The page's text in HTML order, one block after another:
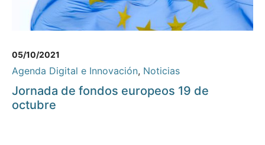
05/10/2021
Agenda Digital e Innovación, Noticias
Jornada de fondos europeos 19 de
octubre